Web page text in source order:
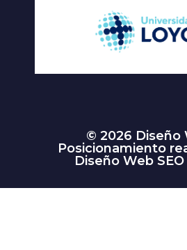
© 2026 Diseño
Posicionamiento
Diseño Web